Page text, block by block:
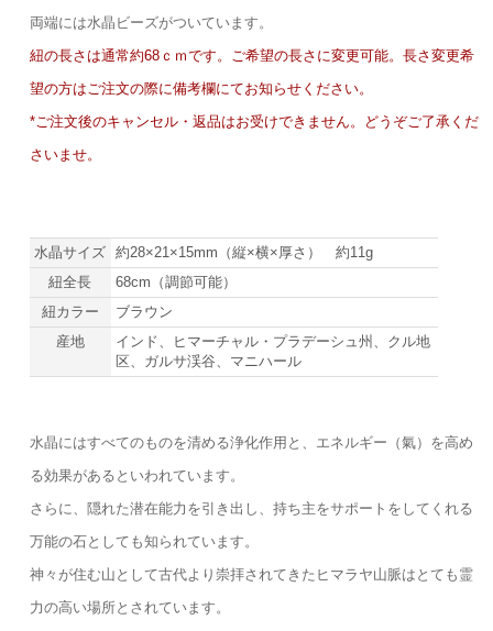
両端には水晶ビーズがついています。
紐の長さは通常約68ｃｍです。ご希望の長さに変更可能。長さ変更希
望の方はご注文の際に備考欄にてお知らせください。
*ご注文後のキャンセル・返品はお受けできません。どうぞご了承くだ
さいませ。
水晶サイズ 約28×21×15mm（縦×横×厚さ） 約11g
紐全長
68cm（調節可能）
紐カラー
ブラウン
産地
インド、ヒマーチャル・プラデーシュ州、クル地
区、ガルサ渓谷、マニハール
水晶にはすべてのものを清める浄化作用と、エネルギー（氣）を高め
る効果があるといわれています。
さらに、隠れた潜在能力を引き出し、持ち主をサポートをしてくれる
万能の石としても知られています。
神々が住む山として古代より崇拝されてきたヒマラヤ山脈はとても霊
力の高い場所とされています。